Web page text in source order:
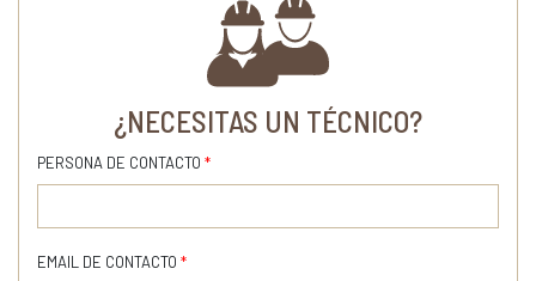
¿NECESITAS UN TÉCNICO?
PERSONA DE CONTACTO *
EMAIL DE CONTACTO *